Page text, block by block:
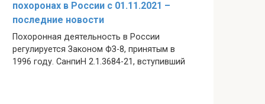
похоронах в России с 01.11.2021 –
последние новости
Похоронная деятельность в России
регулируется Законом ФЗ-8, принятым в
1996 году. СанпиН 2.1.3684-21, вступивший